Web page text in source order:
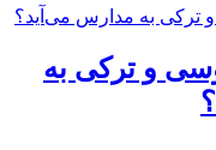
و ترکی به